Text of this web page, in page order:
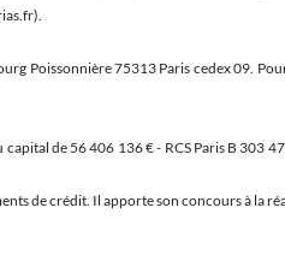
Poissonnière 75313 Paris cedex 09.
de 56 406 136 € - RCS Paris B
de crédit. Il apporte son concours à la